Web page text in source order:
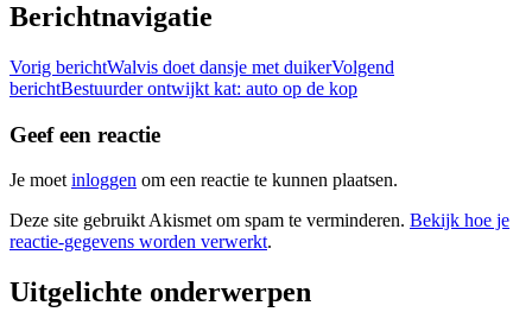
Berichtnavigatie
Vorig berichtWalvis doet dansje met duikerVolgend
berichtBestuurder ontwijkt kat: auto op de kop
Geef een reactie
Je moet inloggen om een reactie te kunnen plaatsen.
Deze site gebruikt Akismet om spam te verminderen. Bekijk hoe je
reactie-gegevens worden verwerkt.
Uitgelichte onderwerpen